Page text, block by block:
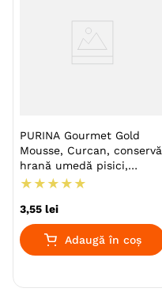
PURINA Gourmet Gold
Mousse, Curcan, conservă
hrană umedă pisici,
(pate), 85g
★ ★ ★ ★ ★
3,55 lei
Adaugă în coș